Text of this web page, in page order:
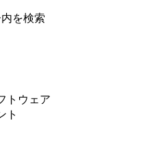
を検索
トウェア
ト